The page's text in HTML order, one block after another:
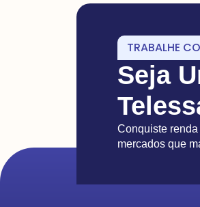
TRABALHE
Seja
Conquiste
mercados que